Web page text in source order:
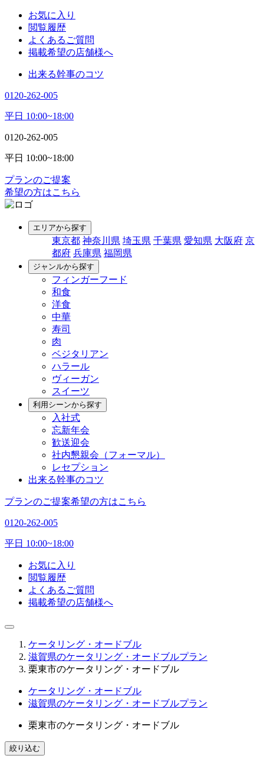
お気に入り
閲覧履歴
よくあるご質問
掲載希望の店舗様へ
出来る幹事のコツ
0120-262-005
平日 10:00~18:00
0120-262-005
平日 10:00~18:00
プランのご提案
希望の方はこちら
エリアから探す
東京都 神奈川県 埼玉県 千葉県 愛知県 大阪府 京
都府 兵庫県 福岡県
ジャンルから探す
フィンガーフード
和食
洋食
中華
寿司
肉
ベジタリアン
ハラール
ヴィーガン
スイーツ
利用シーンから探す
入社式
忘新年会
歓送迎会
社内懇親会（フォーマル）
レセプション
出来る幹事のコツ
プランのご提案希望の方はこちら
0120-262-005
平日 10:00~18:00
お気に入り
閲覧履歴
よくあるご質問
掲載希望の店舗様へ
ケータリング・オードブル
滋賀県のケータリング・オードブルプラン
栗東市のケータリング・オードブル
ケータリング・オードブル
滋賀県のケータリング・オードブルプラン
栗東市のケータリング・オードブル
絞り込む